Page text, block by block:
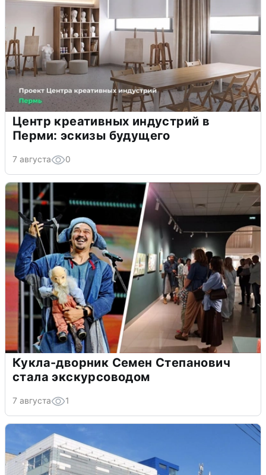
Центр креативных индустрий в
Перми: эскизы будущего
7 августа 0
Кукла-дворник Семен Степанович
стала экскурсоводом
7 августа 1